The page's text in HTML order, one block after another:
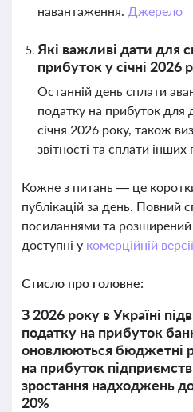
навантаження. Джерело
Які важливі дати для
прибуток у січні 2026
Останній день сплати
податку на прибуток для
січня 2026 року, також
звітності та сплати інших
Кожне з питань — це
публікацій за день. Повний
посиланнями та розширений
доступні у комерційній
Стисло про головне:
З 2026 року в Україні
податку на прибуток
оновлюються бюджетні
на прибуток підприємств
зростання надходжень
20%